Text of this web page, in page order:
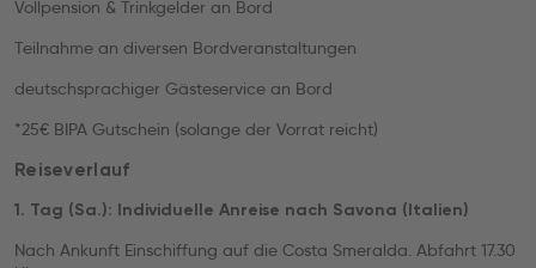
Vollpension & Trinkgelder an Bord
Teilnahme an diversen Bordveranstaltungen
deutschsprachiger Gästeservice an Bord
*25€ BIPA Gutschein (solange der Vorrat reicht)
Reiseverlauf
1. Tag (Sa.): Individuelle Anreise nach Savona (Italien)
Nach Ankunft Einschiffung auf die Costa Smeralda. Abfahrt 17.30